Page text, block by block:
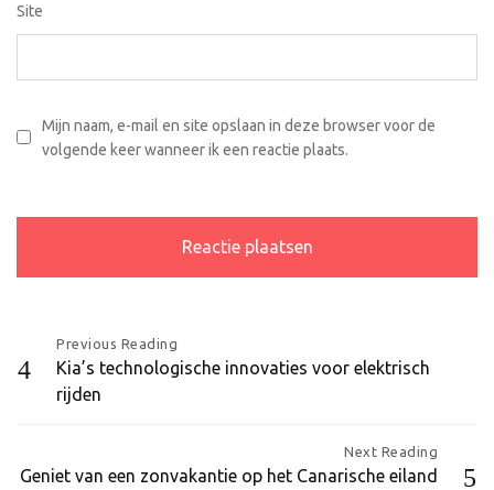
Site
Mijn naam, e-mail en site opslaan in deze browser voor de
volgende keer wanneer ik een reactie plaats.
Bericht
navigatie
Previous Reading
Kia’s technologische innovaties voor elektrisch
rijden
Next Reading
Geniet van een zonvakantie op het Canarische eiland